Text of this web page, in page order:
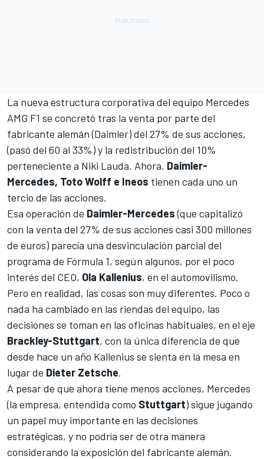
La nueva estructura corporativa del equipo Mercedes
AMG F1 se concretó tras la venta por parte del
fabricante alemán (Daimler) del 27% de sus acciones,
(pasó del 60 al 33%) y la redistribución del 10%
perteneciente a Niki Lauda. Ahora, Daimler-
Mercedes, Toto Wolff e Ineos tienen cada uno un
tercio de las acciones.
Esa operación de Daimler-Mercedes(que capitalizó
con la venta del 27% de sus acciones casi 300 millones
de euros) parecía una desvinculación parcial del
programa de Fórmula 1, según algunos, por el poco
interés del CEO, Ola Kallenius, en el automovilismo.
Pero en realidad, las cosas son muy diferentes. Poco o
nada ha cambiado en las riendas del equipo, las
decisiones se toman en las oficinas habituales, en el eje
Brackley-Stuttgart, con la única diferencia de que
desde hace un año Kallenius se sienta en la mesa en
lugar de Dieter Zetsche.
A pesar de que ahora tiene menos acciones, Mercedes
(la empresa, entendida como Stuttgart) sigue jugando
un papel muy importante en las decisiones
estratégicas, y no podría ser de otra manera
considerando la exposición del fabricante alemán.